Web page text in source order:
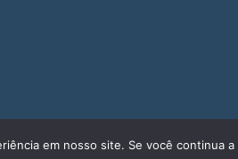
em nosso site. Se você continua